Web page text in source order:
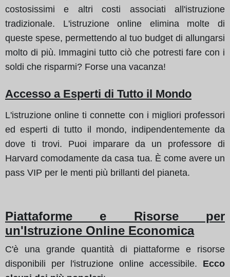
costosissimi e altri costi associati all'istruzione
tradizionale. L'istruzione online elimina molte di
queste spese, permettendo al tuo budget di allungarsi
molto di più. Immagini tutto ciò che potresti fare con i
soldi che risparmi? Forse una vacanza!
Accesso a Esperti di Tutto il Mondo
L'istruzione online ti connette con i migliori professori
ed esperti di tutto il mondo, indipendentemente da
dove ti trovi. Puoi imparare da un professore di
Harvard comodamente da casa tua. È come avere un
pass VIP per le menti più brillanti del pianeta.
Piattaforme e Risorse per
un'Istruzione Online Economica
C'è una grande quantità di piattaforme e risorse
disponibili per l'istruzione online accessibile. Ecco